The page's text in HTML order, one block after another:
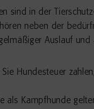
sind in der
neben der
Auslauf
Hundesteuer
als Kampfhunde